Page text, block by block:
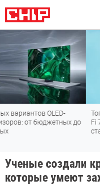
до
Топ-8 недорогих
Fi 7: все «плюшки»
Ученые создали
которые умеют